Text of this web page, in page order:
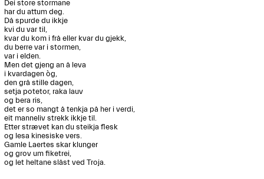
Dei store stormane
har du attum deg.
Då spurde du ikkje
kvi du var til,
kvar du kom i frå eller kvar du gjekk,
du berre var i stormen,
var i elden.
Men det gjeng an å leva
i kvardagen òg,
den grå stille dagen,
setja potetor, raka lauv
og bera ris,
det er so mangt å tenkja på her i verdi,
eit manneliv strekk ikkje til.
Etter strævet kan du steikja flesk
og lesa kinesiske vers.
Gamle Laertes skar klunger
og grov um fiketrei,
og let heltane slåst ved Troja.